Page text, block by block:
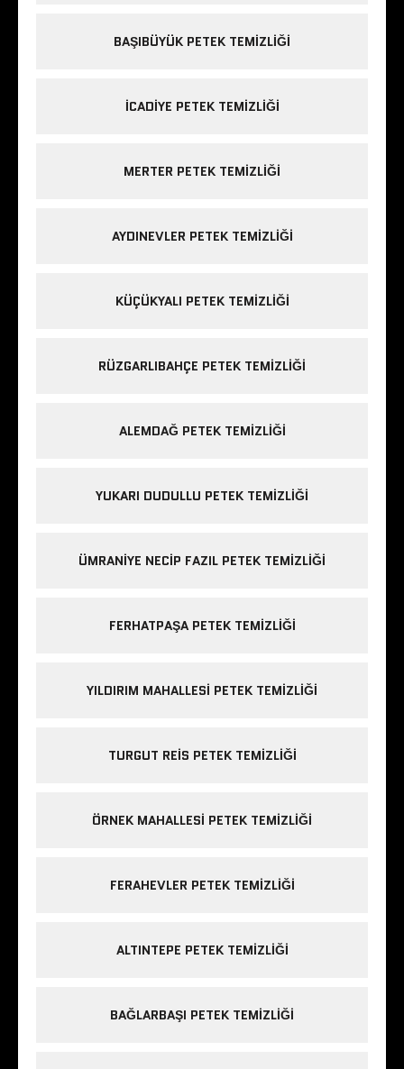
BAŞIBÜYÜK PETEK TEMIZLIĞI
ICADIYE PETEK TEMIZLIĞI
MERTER PETEK TEMIZLIĞI
AYDINEVLER PETEK TEMIZLIĞI
KÜÇÜKYALI PETEK TEMIZLIĞI
RÜZGARLIBAHÇE PETEK TEMIZLIĞI
ALEMDAĞ PETEK TEMIZLIĞI
YUKARI DUDULLU PETEK TEMIZLIĞI
ÜMRANIYE NECIP FAZIL PETEK TEMIZLIĞI
FERHATPAŞA PETEK TEMIZLIĞI
YILDIRIM MAHALLESI PETEK TEMIZLIĞI
TURGUT REIS PETEK TEMIZLIĞI
ÖRNEK MAHALLESI PETEK TEMIZLIĞI
FERAHEVLER PETEK TEMIZLIĞI
ALTINTEPE PETEK TEMIZLIĞI
BAĞLARBAŞI PETEK TEMIZLIĞI